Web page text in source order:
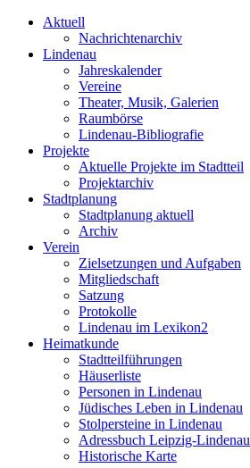
Aktuell
Nachrichtenarchiv
Lindenau
Jahreskalender
Vereine
Theater, Musik, Galerien
Raumbörse
Lindenau-Bibliografie
Projekte
Aktuelle Projekte im Stadtteil
Projektarchiv
Stadtplanung
Stadtplanung aktuell
Archiv
Verein
Zielsetzungen und Aufgaben
Mitgliedschaft
Satzung
Protokolle
Lindenau im Lexikon2
Heimatkunde
Stadtteilführungen
Häuserliste
Personen in Lindenau
Jüdisches Leben in Lindenau
Stolpersteine in Lindenau
Adressbuch Leipzig-Lindenau
Historische Karte